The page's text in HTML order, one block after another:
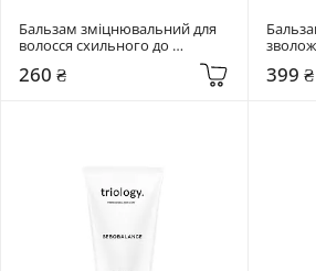
Бальзам зміцнювальний для
волосся схильного до
ламкості та випадіння Triology.
Trichomax 200 мл
260 ₴
мл
399 ₴